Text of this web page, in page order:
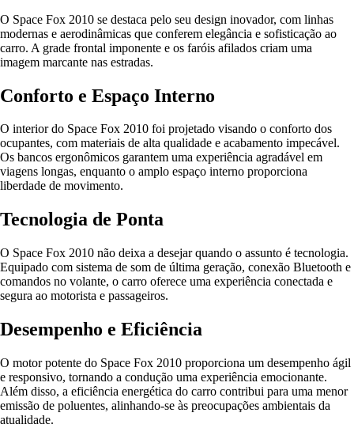
O Space Fox 2010 se destaca pelo seu design inovador, com linhas
modernas e aerodinâmicas que conferem elegância e sofisticação ao
carro. A grade frontal imponente e os faróis afilados criam uma
imagem marcante nas estradas.
Conforto e Espaço Interno
O interior do Space Fox 2010 foi projetado visando o conforto dos
ocupantes, com materiais de alta qualidade e acabamento impecável.
Os bancos ergonômicos garantem uma experiência agradável em
viagens longas, enquanto o amplo espaço interno proporciona
liberdade de movimento.
Tecnologia de Ponta
O Space Fox 2010 não deixa a desejar quando o assunto é tecnologia.
Equipado com sistema de som de última geração, conexão Bluetooth e
comandos no volante, o carro oferece uma experiência conectada e
segura ao motorista e passageiros.
Desempenho e Eficiência
O motor potente do Space Fox 2010 proporciona um desempenho ágil
e responsivo, tornando a condução uma experiência emocionante.
Além disso, a eficiência energética do carro contribui para uma menor
emissão de poluentes, alinhando-se às preocupações ambientais da
atualidade.